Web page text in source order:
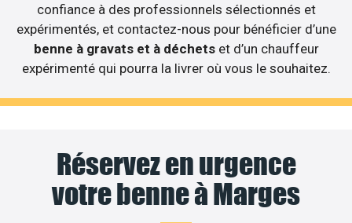
confiance à des professionnels sélectionnés et
expérimentés, et contactez-nous pour bénéficier d’une
benne à gravats et à déchetset d’un chauffeur
expérimenté qui pourra la livrer où vous le souhaitez.
Réservez en urgence
votre benne à Marges